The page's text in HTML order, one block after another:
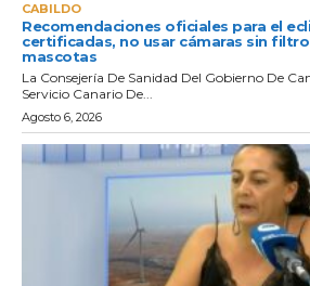
CABILDO
Recomendaciones oficiales para el
certificadas, no usar cámaras sin
mascotas
La Consejería De Sanidad Del Gobierno De
Servicio Canario De...
Agosto 6, 2026